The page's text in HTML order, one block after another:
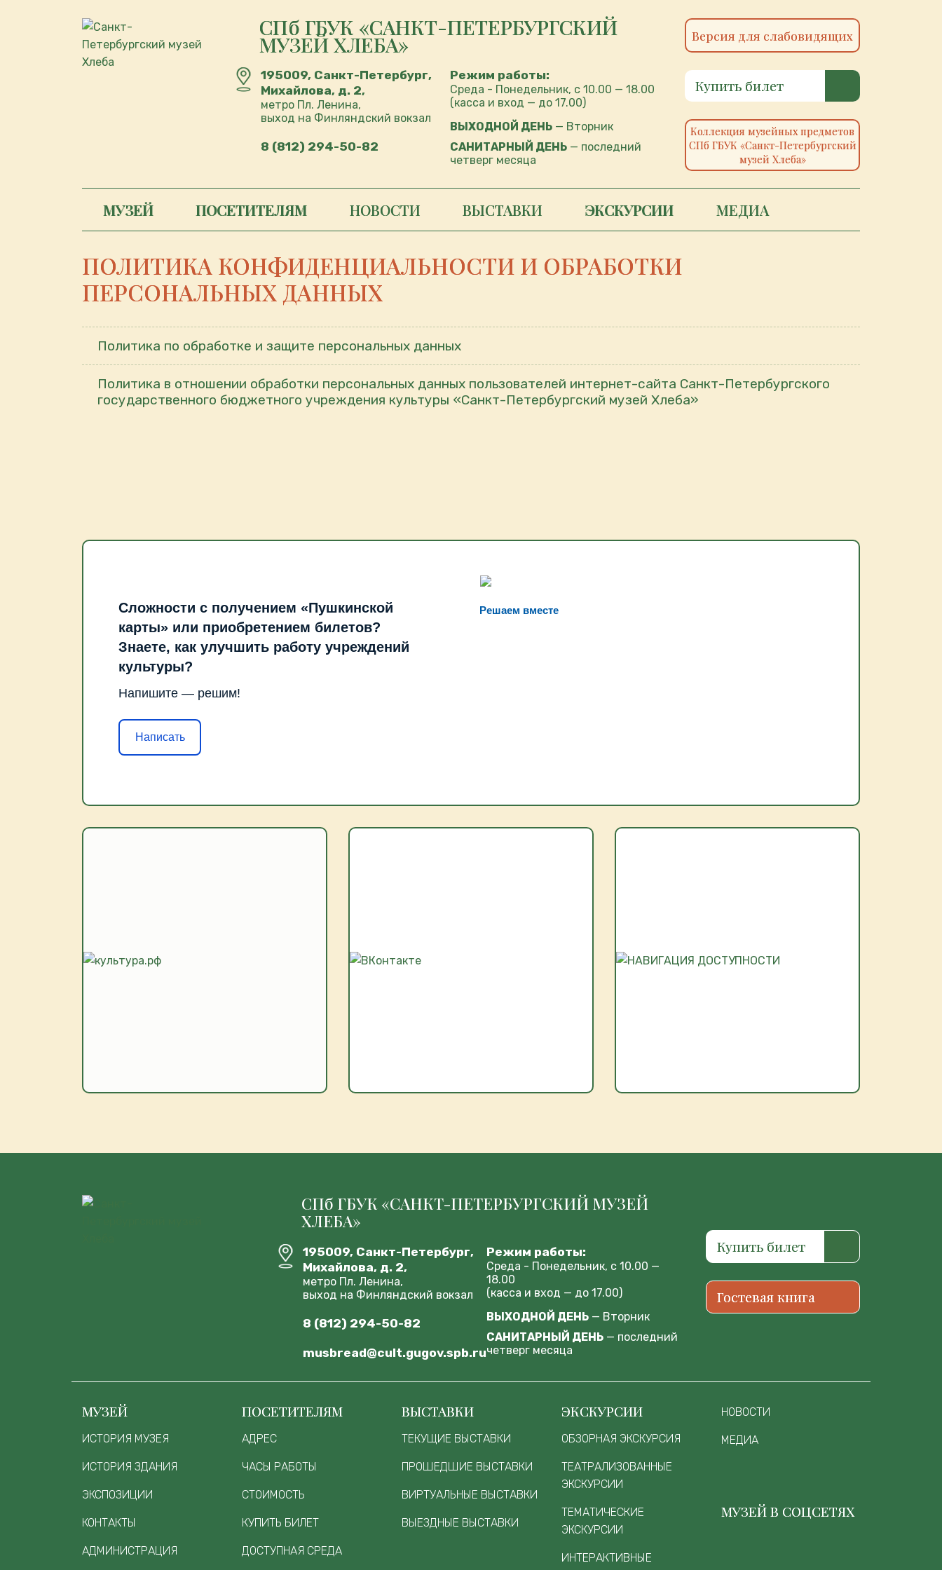
СПб ГБУК «САНКТ-ПЕТЕРБУРГСКИЙ
МУЗЕЙ ХЛЕБА»
195009, Санкт-Петербург,
Михайлова, д. 2,
метро Пл. Ленина,
выход на Финляндский вокзал
8 (812) 294-50-82
Режим работы:
Среда - Понедельник, с 10.00 — 18.00
(касса и вход — до 17.00)
ВЫХОДНОЙ ДЕНЬ — Вторник
САНИТАРНЫЙ ДЕНЬ — последний
четверг месяца
Версия для слабовидящих
Купить билет
Коллекция музейных предметов
СПб ГБУК «Санкт-Петербургский
музей Хлеба»
МУЗЕЙ ПОСЕТИТЕЛЯМ НОВОСТИ ВЫСТАВКИ ЭКСКУРСИИ МЕДИА
ПОЛИТИКА КОНФИДЕНЦИАЛЬНОСТИ И ОБРАБОТКИ
ПЕРСОНАЛЬНЫХ ДАННЫХ
Политика по обработке и защите персональных данных
Политика в отношении обработки персональных данных пользователей интернет-сайта Санкт-Петербургского
государственного бюджетного учреждения культуры «Санкт-Петербургский музей Хлеба»
Решаем вместе
Сложности с получением «Пушкинской
карты» или приобретением билетов?
Знаете, как улучшить работу учреждений
культуры?
Напишите — решим!
Написать
СПб ГБУК «САНКТ-ПЕТЕРБУРГСКИЙ МУЗЕЙ
ХЛЕБА»
195009, Санкт-Петербург,
Михайлова, д. 2,
метро Пл. Ленина,
выход на Финляндский вокзал
8 (812) 294-50-82
musbread@cult.gugov.spb.ru
Режим работы:
Среда - Понедельник, с 10.00 —
18.00
(касса и вход — до 17.00)
ВЫХОДНОЙ ДЕНЬ — Вторник
САНИТАРНЫЙ ДЕНЬ — последний
четверг месяца
Купить билет
Гостевая книга
МУЗЕЙ
ИСТОРИЯ МУЗЕЯ
ИСТОРИЯ ЗДАНИЯ
ЭКСПОЗИЦИИ
КОНТАКТЫ
АДМИНИСТРАЦИЯ
ПОСЕТИТЕЛЯМ
АДРЕС
ЧАСЫ РАБОТЫ
СТОИМОСТЬ
КУПИТЬ БИЛЕТ
ДОСТУПНАЯ СРЕДА
ВЫСТАВКИ
ТЕКУЩИЕ ВЫСТАВКИ
ПРОШЕДШИЕ ВЫСТАВКИ
ВИРТУАЛЬНЫЕ ВЫСТАВКИ
ВЫЕЗДНЫЕ ВЫСТАВКИ
ЭКСКУРСИИ
ОБЗОРНАЯ ЭКСКУРСИЯ
ТЕАТРАЛИЗОВАННЫЕ
ЭКСКУРСИИ
ТЕМАТИЧЕСКИЕ
ЭКСКУРСИИ
ИНТЕРАКТИВНЫЕ
НОВОСТИ
МЕДИА
МУЗЕЙ В СОЦСЕТЯХ